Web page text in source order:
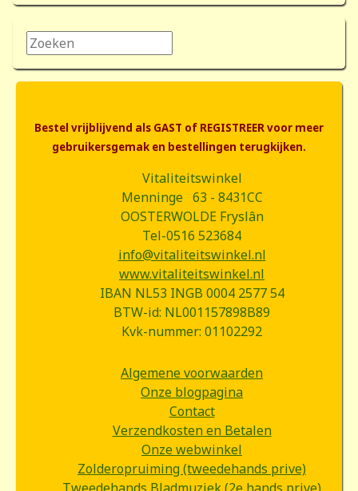
Zoeken...
Bestel vrijblijvend als GAST of REGISTREER voor meer
gebruikersgemak en bestellingen terugkijken.
Vitaliteitswinkel
Menninge 63 - 8431CC
OOSTERWOLDE Fryslân
Tel-0516 523684
info@vitaliteitswinkel.nl
www.vitaliteitswinkel.nl
IBAN NL53 INGB 0004 2577 54
BTW-id: NL001157898B89
Kvk-nummer: 01102292
Algemene voorwaarden
Onze blogpagina
Contact
Verzendkosten en Betalen
Onze webwinkel
Zolderopruiming (tweedehands prive)